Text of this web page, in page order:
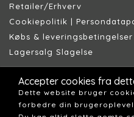
Retailer/Erhverv
Cookiepolitik |
Købs & leveringsbetingelser
Lagersalg Slagelse
Accepter cookies fra
Dette website bruger
forbedre din